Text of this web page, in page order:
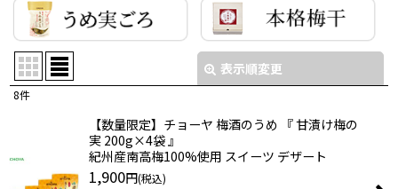
表示順変更
並び順:
8件
【数量限定】チョーヤ 梅酒のうめ 『 甘漬け梅の
実 200g×4袋 』
紀州産南高梅100%使用 スイーツ デザート
1,900円(税込)